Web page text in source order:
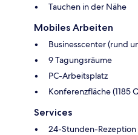
Tauchen in der Nähe
Mobiles Arbeiten
Businesscenter (rund
9 Tagungsräume
PC-Arbeitsplatz
Konferenzfläche (1185
Services
24-Stunden-Rezeption